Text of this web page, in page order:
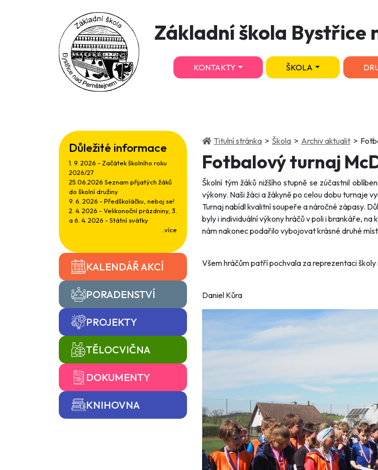
Základní škola Bystřice
KONTAKTY ŠKOLA
Důležité informace
1. 9. 2026 - Začátek školního roku
2026/27
25.06.2026 Seznam přijatých žáků
do školní družiny
9. 6. 2026 - Předškoláčku, neboj se!
2. 4. 2026 - Velikonoční prázdniny, 3.
a 6. 4. 2026 - Státní svátky
..více
KALENDÁŘ AKCÍ
PORADENSTVÍ
PROJEKTY
TĚLOCVIČNA
DOKUMENTY
KNIHOVNA
Titulní stránka(current)
Škola(current)
Archiv aktualit
Fotbalový turnaj
Školní tým žáků nižšího stupně se zúčastnil
výkony. Naši žáci a žákyně po celou dobu turnaje
Turnaj nabídl kvalitní soupeře a náročné zápasy.
byly i individuální výkony hráčů v poli i brankáře,
nám nakonec podařilo vybojovat krásné druhé
Všem hráčům patří pochvala za reprezentaci školy
Daniel Kůra